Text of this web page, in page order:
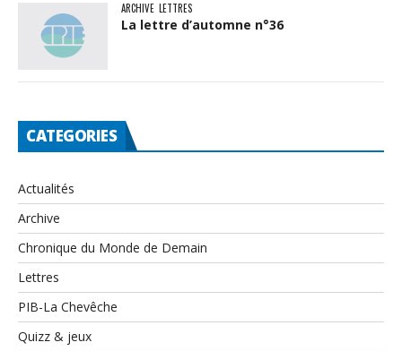
ARCHIVE LETTRES
La lettre d’automne n°36
CATEGORIES
Actualités
Archive
Chronique du Monde de Demain
Lettres
PIB-La Chevêche
Quizz & jeux